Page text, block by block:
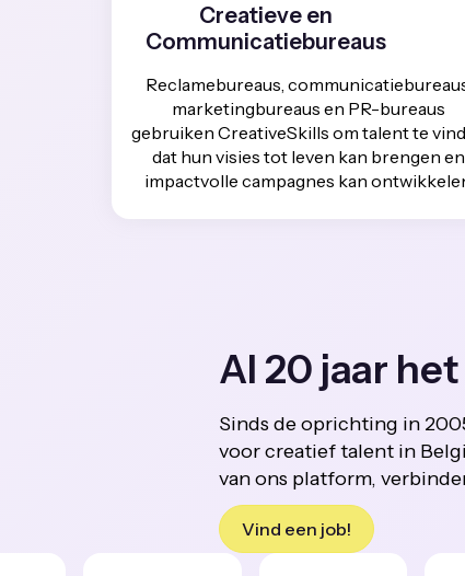
Creatieve en
Communicatiebureaus
Reclamebureaus,
marketingbureaus en PR-bureaus
gebruiken CreativeSkills om talent te
dat hun visies tot leven kan brengen en
impactvolle campagnes kan
Al 20 jaar
Sinds de oprichting in
voor creatief talent in
van ons platform,
Vind een job!